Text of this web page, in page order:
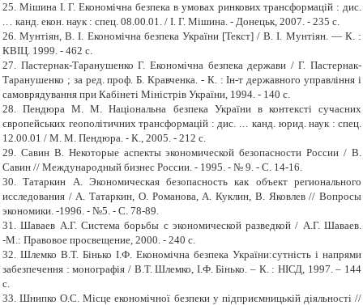
25. Мішина І. Г. Економічна безпека в умовах ринкових трансформацій : дис.
... канд. екон. наук : спец. 08.00.01. / І. Г. Мішина. - Донецьк, 2007. - 235 с.
26. Мунтіян, В. І. Економічна безпека України [Текст] / В. І. Мунтіян. — К. :
КВІЦ. 1999. - 462 с.
27. Пастернак-Таранушенко Г. Економічна безпека держави / Г. Пастернак-
Таранушенко ; за ред. проф. Б. Кравченка. -К. : Ін-т державного управління і
самоврядування при Кабінеті Міністрів України, 1994. - 140 с.
28. Пендюра М. М.Національна безпека України в контексті сучасних
європейських геополітичних трансформацій : дис. ... канд. юрид. наук : спец.
12.00.01 / М. М. Пендюра. - К., 2005. - 212 с.
29. Савин В. Некоторые аспекты экономической безопасности России / В.
Савин // Международный бизнес России. - 1995. - № 9. - С. 14-16.
30. Татаркин А. Экономическая безопасность как объект регионального
исследования / А. Татаркин, О. Романова, А. Куклин, В. Яковлев // Вопросы
экономики. -1996. - №5. - С. 78-89.
31. Шаваев А.Г. Система борьбы с экономической разведкой / А.Г. Шаваев.
-М.: Правовое просвещение, 2000. - 240 с.
32. Шлемко В.Т. Бінько І.Ф. Економічна безпека України:сутність і напрями
забезпечення : монографія / В.Т. Шлемко, І.Ф. Бінько. – К. : НІСД, 1997. – 144
с.
33. Шнипко О.С. Місце економічної без­пеки у підприємницькій діяльності //